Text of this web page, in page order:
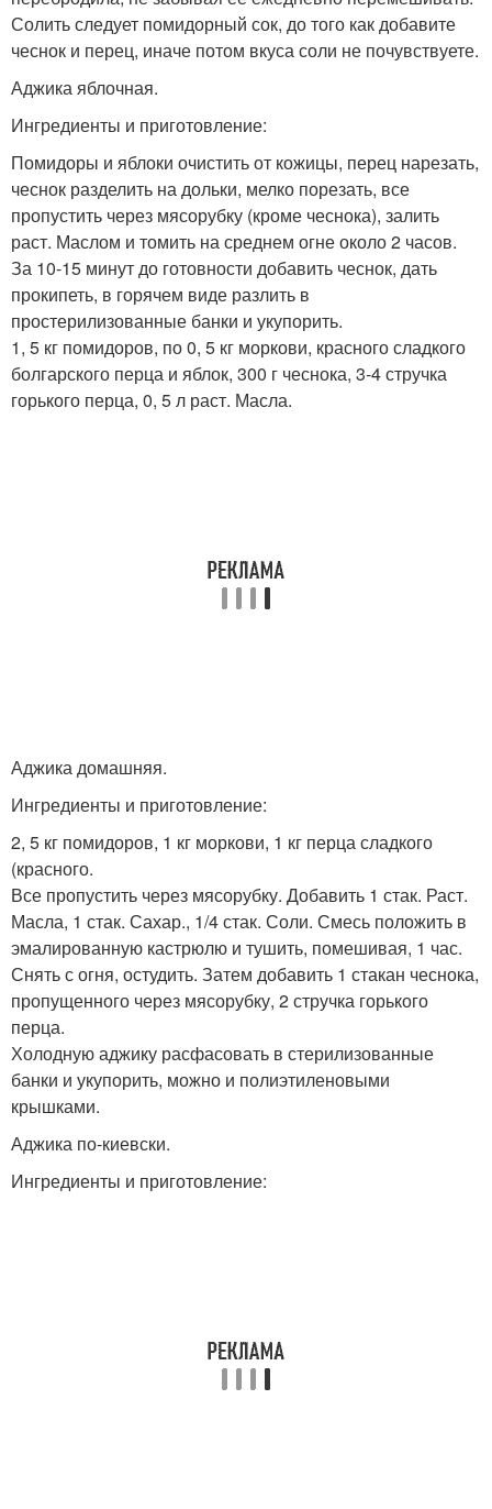
Солить следует помидорный сок, до того как добавите
чеснок и перец, иначе потом вкуса соли не почувствуете.
Аджика яблочная.
Ингредиенты и приготовление:
Помидоры и яблоки очистить от кожицы, перец нарезать,
чеснок разделить на дольки, мелко порезать, все
пропустить через мясорубку (кроме чеснока), залить
раст. Маслом и томить на среднем огне около 2 часов.
За 10-15 минут до готовности добавить чеснок, дать
прокипеть, в горячем виде разлить в
простерилизованные банки и укупорить.
1, 5 кг помидоров, по 0, 5 кг моркови, красного сладкого
болгарского перца и яблок, 300 г чеснока, 3-4 стручка
горького перца, 0, 5 л раст. Масла.
Аджика домашняя.
Ингредиенты и приготовление:
2, 5 кг помидоров, 1 кг моркови, 1 кг перца сладкого
(красного.
Все пропустить через мясорубку. Добавить 1 стак. Раст.
Масла, 1 стак. Сахар., 1/4 стак. Соли. Смесь положить в
эмалированную кастрюлю и тушить, помешивая, 1 час.
Снять с огня, остудить. Затем добавить 1 стакан чеснока,
пропущенного через мясорубку, 2 стручка горького
перца.
Холодную аджику расфасовать в стерилизованные
банки и укупорить, можно и полиэтиленовыми
крышками.
Аджика по-киевски.
Ингредиенты и приготовление: